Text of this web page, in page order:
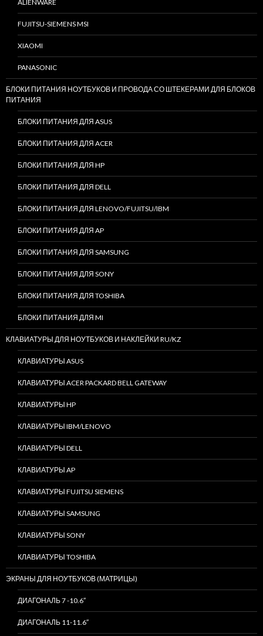
ALIENWARE
FUJITSU-SIEMENS MSI
XIAOMI
PANASONIC
БЛОКИ ПИТАНИЯ НОУТБУКОВ И ПРОВОДА СО ШТЕКЕРАМИ ДЛЯ БЛОКОВ
ПИТАНИЯ
БЛОКИ ПИТАНИЯ ДЛЯ ASUS
БЛОКИ ПИТАНИЯ ДЛЯ ACER
БЛОКИ ПИТАНИЯ ДЛЯ HP
БЛОКИ ПИТАНИЯ ДЛЯ DELL
БЛОКИ ПИТАНИЯ ДЛЯ LENOVO/FUJITSU/IBM
БЛОКИ ПИТАНИЯ ДЛЯ AP
БЛОКИ ПИТАНИЯ ДЛЯ SAMSUNG
БЛОКИ ПИТАНИЯ ДЛЯ SONY
БЛОКИ ПИТАНИЯ ДЛЯ TOSHIBA
БЛОКИ ПИТАНИЯ ДЛЯ MI
КЛАВИАТУРЫ ДЛЯ НОУТБУКОВ И НАКЛЕЙКИ RU/KZ
КЛАВИАТУРЫ ASUS
КЛАВИАТУРЫ ACER PACKARD BELL GATEWAY
КЛАВИАТУРЫ HP
КЛАВИАТУРЫ IBM/LENOVO
КЛАВИАТУРЫ DELL
КЛАВИАТУРЫ AP
КЛАВИАТУРЫ FUJITSU SIEMENS
КЛАВИАТУРЫ SAMSUNG
КЛАВИАТУРЫ SONY
КЛАВИАТУРЫ TOSHIBA
ЭКРАНЫ ДЛЯ НОУТБУКОВ (МАТРИЦЫ)
ДИАГОНАЛЬ 7 -10.6″
ДИАГОНАЛЬ 11-11.6″